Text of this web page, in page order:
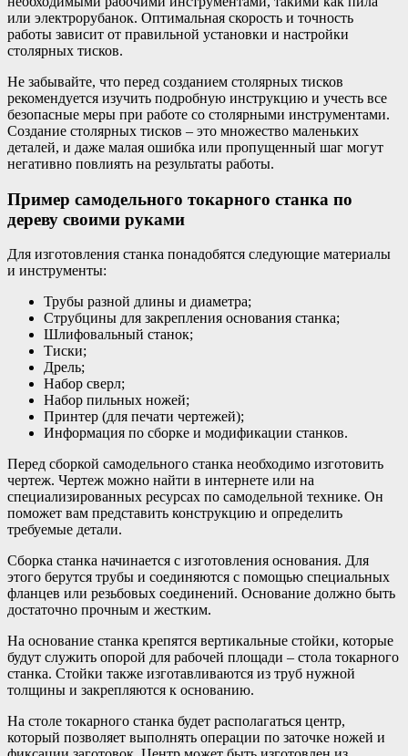
или электрорубанок. Оптимальная скорость и точность
работы зависит от правильной установки и настройки
столярных тисков.
Не забывайте, что перед созданием столярных тисков
рекомендуется изучить подробную инструкцию и учесть все
безопасные меры при работе со столярными инструментами.
Создание столярных тисков – это множество маленьких
деталей, и даже малая ошибка или пропущенный шаг могут
негативно повлиять на результаты работы.
Пример самодельного токарного станка по
дереву своими руками
Для изготовления станка понадобятся следующие материалы
и инструменты:
Трубы разной длины и диаметра;
Струбцины для закрепления основания станка;
Шлифовальный станок;
Тиски;
Дрель;
Набор сверл;
Набор пильных ножей;
Принтер (для печати чертежей);
Информация по сборке и модификации станков.
Перед сборкой самодельного станка необходимо изготовить
чертеж. Чертеж можно найти в интернете или на
специализированных ресурсах по самодельной технике. Он
поможет вам представить конструкцию и определить
требуемые детали.
Сборка станка начинается с изготовления основания. Для
этого берутся трубы и соединяются с помощью специальных
фланцев или резьбовых соединений. Основание должно быть
достаточно прочным и жестким.
На основание станка крепятся вертикальные стойки, которые
будут служить опорой для рабочей площади – стола токарного
станка. Стойки также изготавливаются из труб нужной
толщины и закрепляются к основанию.
На столе токарного станка будет располагаться центр,
который позволяет выполнять операции по заточке ножей и